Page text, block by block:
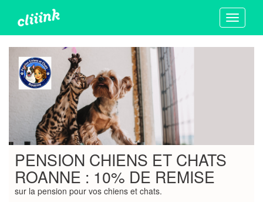
Toggle
PENSION CHIENS ET CHATS
ROANNE : 10% DE REMISE
sur la pension pour vos chiens et chats.